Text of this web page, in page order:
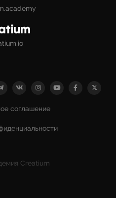
соглашение
Creatium